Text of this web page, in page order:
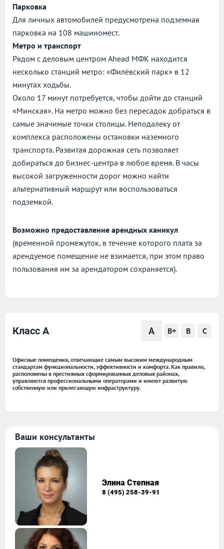
Парковка
Для личных автомобилей предусмотрена подземная
парковка на 108 машиномест.
Метро и транспорт
Рядом с деловым центром Ahead МФК находится
несколько станций метро: «Филёвский парк» в 12
минутах ходьбы.
Около 17 минут потребуется, чтобы дойти до станций
«Минская». На метро можно без пересадок добраться в
самые значимые точки столицы. Неподалеку от
комплекса расположены остановки наземного
транспорта. Развитая дорожная сеть позволяет
добираться до бизнес-центра в любое время. В часы
высокой загруженности дорог можно найти
альтернативный маршрут или воспользоваться
подземкой.
Возможно предоставление арендных каникул
(временной промежуток, в течение которого плата за
арендуемое помещение не взимается, при этом право
пользования им за арендатором сохраняется).
Класс A A B+ B C
Офисные помещения, отвечающие самым высоким международным
стандартам функциональности, эффективности и комфорта. Как правило,
расположены в престижных сформированных деловых районах,
управляются профессиональными операторами и имеют развитую
собственную или прилегающую инфраструктуру.
Ваши консультанты
Элина Степная
8 (495) 258-39-91